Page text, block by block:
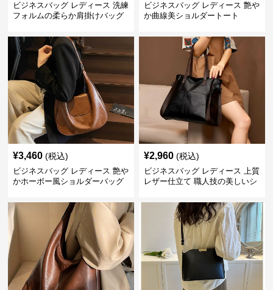
ビジネスバッグ レディース 洗練
フォルムの柔らか肩掛けバッグ
ビジネスバッグ レディース 艶や
か曲線美ショルダートート
¥3,460 (税込)
ビジネスバッグ レディース 艶や
かホーボー風ショルダーバッグ
¥2,960 (税込)
ビジネスバッグ レディース 上質
レザー仕立て 職人技の美しいシ